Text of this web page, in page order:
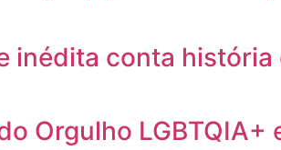
inédita conta
Orgulho LGBTQIA+